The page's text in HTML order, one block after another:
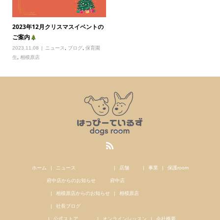
2023年12月クリスマスイベントの
ご案内
2023.11.08 ニュース, ブログ, 保育園
生, 相模原店
ホーム ニュース
府中店からのお知らせ
相模原店からのお知らせ
社長ブログ
店舗
府中店
相模原店
事業 保護room
公式ストア オンラインレッスン 会社概要